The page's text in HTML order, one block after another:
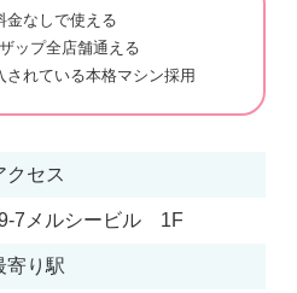
金なしで使える
ップ全店舗通える
されている本格マシン採用
クセス
7メルシービル 1F
寄り駅